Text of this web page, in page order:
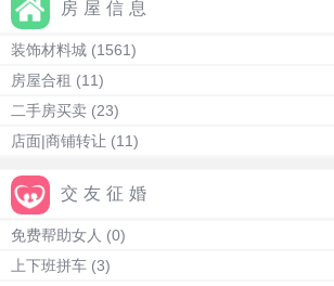
房屋信息
装饰材料城 (1561)
房屋合租 (11)
二手房买卖 (23)
店面|商铺转让 (11)
交友征婚
免费帮助女人 (0)
上下班拼车 (3)